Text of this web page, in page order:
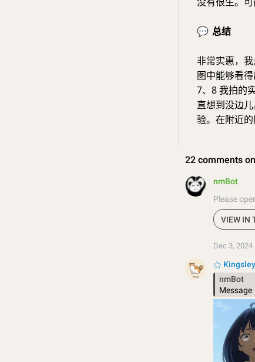
💬 总结
非常实惠，
图中能够看
7、8 我拍的
直想到没边
验。在附近